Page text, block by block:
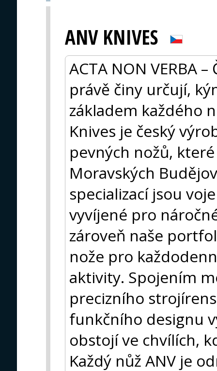
ANV KNIVES
ACTA NON VERBA
právě činy určují,
základem každého
Knives je český
pevných nožů,
Moravských
specializací jsou
vyvíjené pro
zároveň naše
nože pro
aktivity. Spojením
precizního
funkčního designu
obstojí ve chvílích,
Každý nůž ANV je